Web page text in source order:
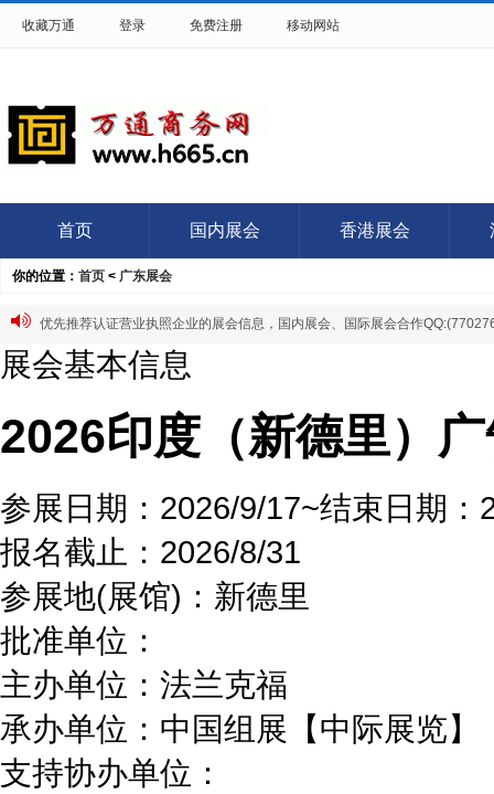
收藏万通 登录 免费注册 移动网站
首页 国内展会 香港展会
你的位置： 首页 < 广东展会
优先推荐认证营业执照企业的展会信息，国内展会、国际展会合作
展会基本信息
2026印度（新德里）
参展日期： 2026/9/17~结束日期：
报名截止： 2026/8/31
参展地(展馆)： 新德里
批准单位：
主办单位： 法兰克福
承办单位： 中国组展【中际展览】
支持协办单位：